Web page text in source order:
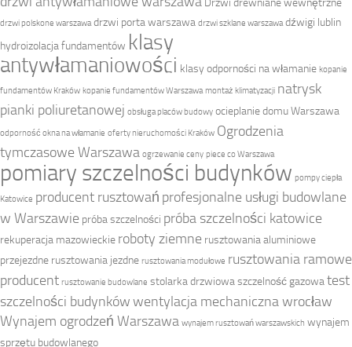
Drzwi drewniane wewnętrzne
drzwi polskone warszawa drzwi porta warszawa drzwi szklane warszawa dźwigi lublin
hydroizolacja fundamentów klasy
antywłamaniowości klasy odporności na włamanie kopanie
fundamentów Kraków kopanie fundamentów Warszawa montaż klimatyzacji natrysk
pianki poliuretanowej obsługa placów budowy ocieplanie domu Warszawa
odporność okna na włamanie oferty nieruchomości Kraków Ogrodzenia
tymczasowe Warszawa ogrzewanie ceny piece co Warszawa
pomiary szczelności budynków pompy ciepła
Katowice producent rusztowań profesjonalne usługi budowlane
w Warszawie próba szczelności próba szczelności katowice
rekuperacja mazowieckie roboty ziemne rusztowania aluminiowe
przejezdne rusztowania jezdne rusztowania modułowe rusztowania ramowe
producent rusztowanie budowlane stolarka drzwiowaszczelność gazowatest
szczelności budynkówwentylacja mechaniczna wrocław
Wynajem ogrodzeń Warszawa wynajem rusztowań warszawskich wynajem
sprzętu budowlanego